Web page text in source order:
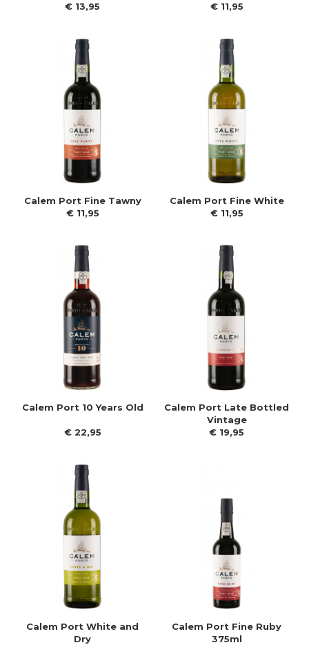
€ 13,95
€ 11,95
Calem Port Fine Tawny
€ 11,95
Calem Port Fine White
€ 11,95
Calem Port 10 Years Old
€ 22,95
Calem Port Late Bottled
Vintage
€ 19,95
Calem Port White and
Dry
Calem Port Fine Ruby
375ml